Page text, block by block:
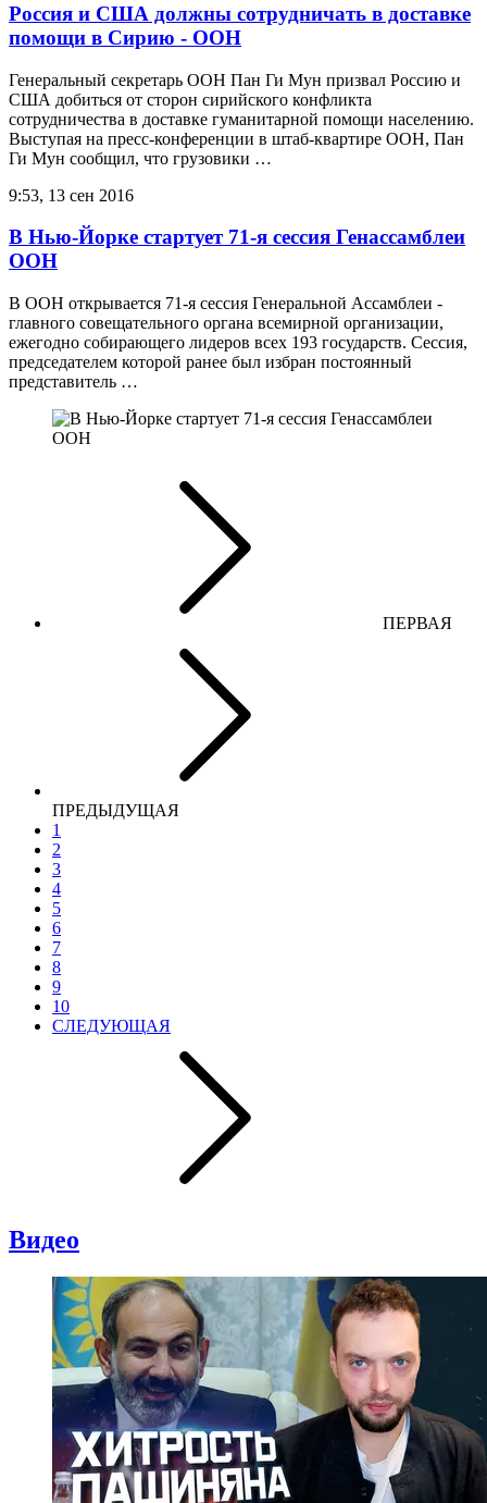
Россия и США должны сотрудничать в доставке
помощи в Сирию - ООН
Генеральный секретарь ООН Пан Ги Мун призвал Россию и
США добиться от сторон сирийского конфликта
сотрудничества в доставке гуманитарной помощи населению.
Выступая на пресс-конференции в штаб-квартире ООН, Пан
Ги Мун сообщил, что грузовики …
9:53, 13 сен 2016
В Нью-Йорке стартует 71-я сессия Генассамблеи
ООН
В ООН открывается 71-я сессия Генеральной Ассамблеи -
главного совещательного органа всемирной организации,
ежегодно собирающего лидеров всех 193 государств. Сессия,
председателем которой ранее был избран постоянный
представитель …
ПЕРВАЯ
ПРЕДЫДУЩАЯ
1
2
3
4
5
6
7
8
9
10
СЛЕДУЮЩАЯ
Видео